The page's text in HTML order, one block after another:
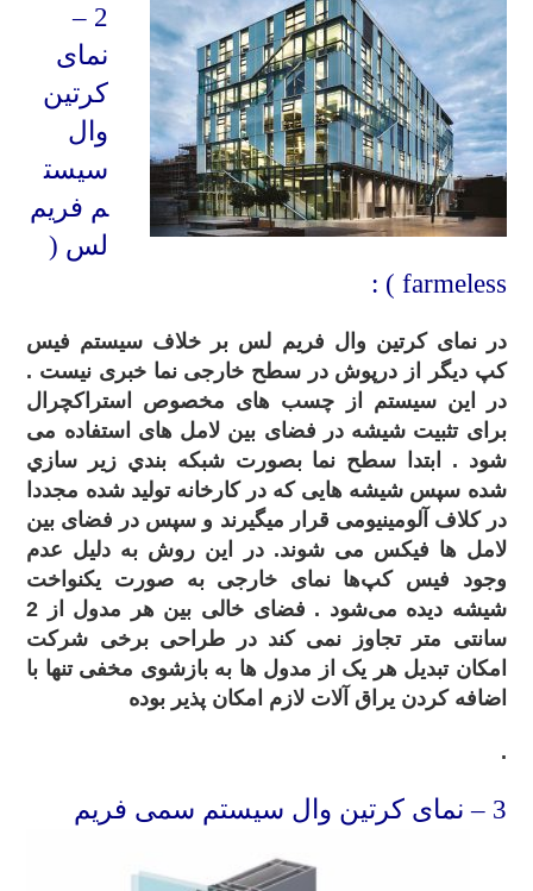
2 –
نمای
کرتین
وال
سیست
م فریم
لس (
farmeless ) :
در نمای کرتین وال فریم لس بر خلاف سیستم فیس
کپ دیگر از درپوش در سطح خارجی نما خبری نیست .
در این سیستم از چسب های مخصوص استراکچرال
برای تثبیت شیشه در فضای بین لامل های استفاده می
شود . ابتدا سطح نما بصورت شبکه بندي زير سازي
شده سپس شیشه هایی که در کارخانه تولید شده مجددا
در کلاف آلومینیومی قرار میگیرند و سپس در فضای بین
لامل ها فیکس می شوند. در این روش به دلیل عدم
وجود فیس کپ‌ها نمای خارجی به صورت یکنواخت
شیشه دیده می‌شود . فضای خالی بین هر مدول از 2
سانتی متر تجاوز نمی کند در طراحی برخی شرکت
امکان تبدیل هر یک از مدول ها به بازشوی مخفی تنها با
اضافه کردن یراق آلات لازم امکان پذیر بوده
.
3 – نمای کرتین وال سیستم سمی فریم